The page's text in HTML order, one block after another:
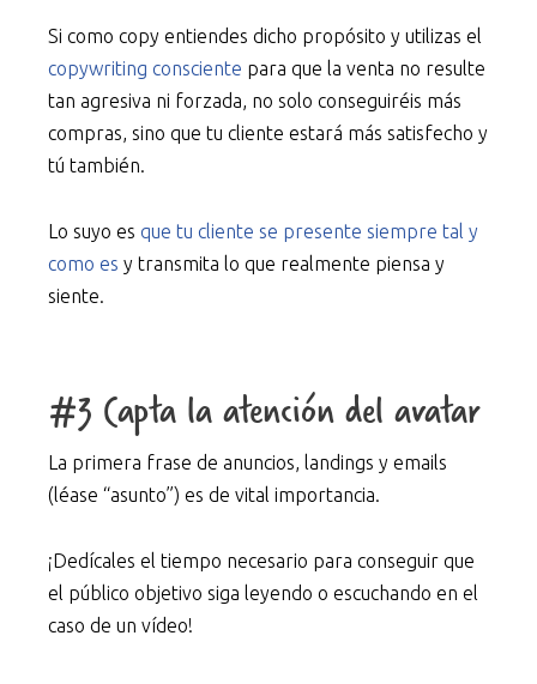
Si como copy entiendes dicho propósito y utilizas el
copywriting consciente para que la venta no resulte
tan agresiva ni forzada, no solo conseguiréis más
compras, sino que tu cliente estará más satisfecho y
tú también.
Lo suyo es que tu cliente se presente siempre tal y
como es y transmita lo que realmente piensa y
siente.
#3 Capta la atención del avatar
La primera frase de anuncios, landings y emails
(léase “asunto”) es de vital importancia.
¡Dedícales el tiempo necesario para conseguir que
el público objetivo siga leyendo o escuchando en el
caso de un vídeo!